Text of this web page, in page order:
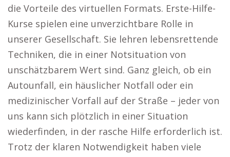
die Vorteile des virtuellen Formats. Erste-Hilfe-
Kurse spielen eine unverzichtbare Rolle in
unserer Gesellschaft. Sie lehren lebensrettende
Techniken, die in einer Notsituation von
unschätzbarem Wert sind. Ganz gleich, ob ein
Autounfall, ein häuslicher Notfall oder ein
medizinischer Vorfall auf der Straße – jeder von
uns kann sich plötzlich in einer Situation
wiederfinden, in der rasche Hilfe erforderlich ist.
Trotz der klaren Notwendigkeit haben viele